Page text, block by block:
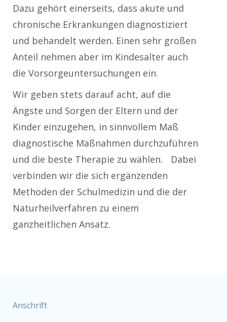
Dazu gehört einerseits, dass akute und
chronische Erkrankungen diagnostiziert
und behandelt werden. Einen sehr großen
Anteil nehmen aber im Kindesalter auch
die Vorsorgeuntersuchungen ein.
Wir geben stets darauf acht, auf die
Ängste und Sorgen der Eltern und der
Kinder einzugehen, in sinnvollem Maß
diagnostische Maßnahmen durchzuführen
und die beste Therapie zu wählen. Dabei
verbinden wir die sich ergänzenden
Methoden der Schulmedizin und die der
Naturheilverfahren zu einem
ganzheitlichen Ansatz.
Anschrift